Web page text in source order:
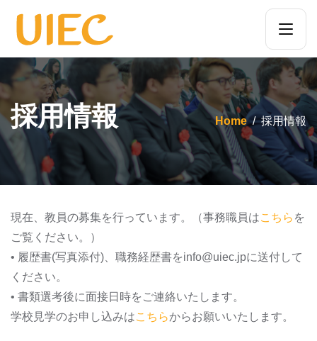
採用情報 Home 採用情報
現在、教員の募集を行っています。（事務職員はこちら を
ご覧ください。）
• 履歴書(写真添付)、職務経歴書をinfo@uiec.jpに送付して
ください。
• 書類選考後に面接日時をご連絡いたします。
学校見学のお申し込みはこちらからお願いいたします。